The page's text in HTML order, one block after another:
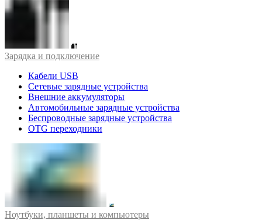
Зарядка и подключение
Кабели USB
Сетевые зарядные устройства
Внешние аккумуляторы
Автомобильные зарядные устройства
Беспроводные зарядные устройства
OTG переходники
Ноутбуки, планшеты и компьютеры